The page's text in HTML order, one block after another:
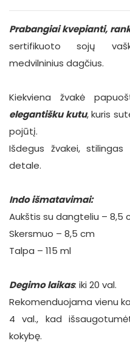
Prabangiai kvepianti,
sertifikuoto sojų
medvilninius dagčius.
Kiekviena žvakė
elegantišku kutu, kuris
pojūtį.
Išdegus žvakei,
detale.
Indo išmatavimai:
Aukštis su dangteliu – 8,5
Skersmuo – 8,5 cm
Talpa – 115 ml
Degimo laikas: iki 20 val.
Rekomenduojama vienu
4 val., kad
kokybę.